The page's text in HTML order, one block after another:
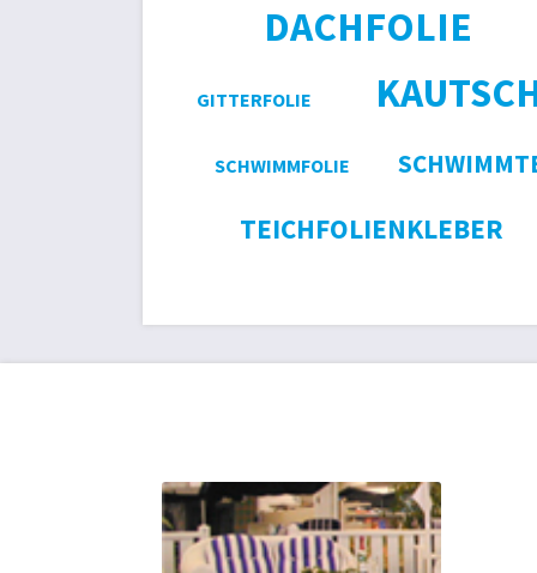
DACHFOLIE
GITTERFOLIE
SCHWIMMFOLIE
TEICHFOLIENKLEBER